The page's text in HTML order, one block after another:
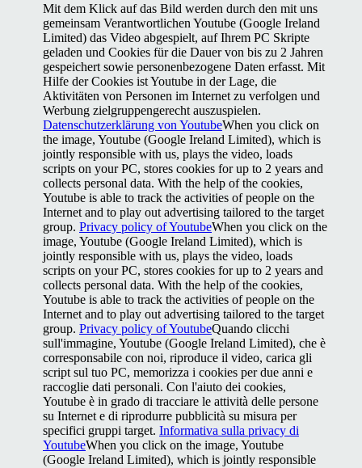
Mit dem Klick auf das Bild werden durch den mit uns
gemeinsam Verantwortlichen Youtube (Google Ireland
Limited) das Video abgespielt, auf Ihrem PC Skripte
geladen und Cookies für die Dauer von bis zu 2 Jahren
gespeichert sowie personenbezogene Daten erfasst. Mit
Hilfe der Cookies ist Youtube in der Lage, die
Aktivitäten von Personen im Internet zu verfolgen und
Werbung zielgruppengerecht auszuspielen.
Datenschutzerklärung von YoutubeWhen you click on
the image, Youtube (Google Ireland Limited), which is
jointly responsible with us, plays the video, loads
scripts on your PC, stores cookies for up to 2 years and
collects personal data. With the help of the cookies,
Youtube is able to track the activities of people on the
Internet and to play out advertising tailored to the target
group. Privacy policy of YoutubeWhen you click on the
image, Youtube (Google Ireland Limited), which is
jointly responsible with us, plays the video, loads
scripts on your PC, stores cookies for up to 2 years and
collects personal data. With the help of the cookies,
Youtube is able to track the activities of people on the
Internet and to play out advertising tailored to the target
group. Privacy policy of YoutubeQuando clicchi
sull'immagine, Youtube (Google Ireland Limited), che è
corresponsabile con noi, riproduce il video, carica gli
script sul tuo PC, memorizza i cookies per due anni e
raccoglie dati personali. Con l'aiuto dei cookies,
Youtube è in grado di tracciare le attività delle persone
su Internet e di riprodurre pubblicità su misura per
specifici gruppi target. Informativa sulla privacy di
YoutubeWhen you click on the image, Youtube
(Google Ireland Limited), which is jointly responsible